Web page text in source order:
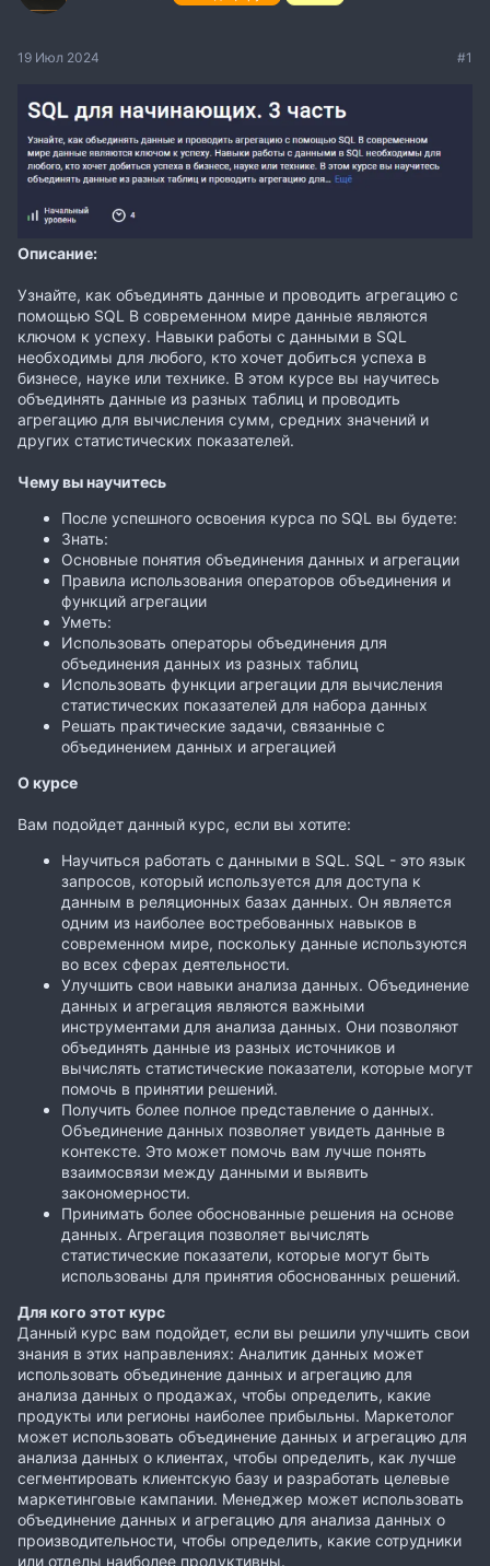
19 Июл 2024 #1
Описание:
Узнайте, как объединять данные и проводить агрегацию с
помощью SQL В современном мире данные являются
ключом к успеху. Навыки работы с данными в SQL
необходимы для любого, кто хочет добиться успеха в
бизнесе, науке или технике. В этом курсе вы научитесь
объединять данные из разных таблиц и проводить
агрегацию для вычисления сумм, средних значений и
других статистических показателей.
Чему вы научитесь
После успешного освоения курса по SQL вы будете:
Знать:
Основные понятия объединения данных и агрегации
Правила использования операторов объединения и
функций агрегации
Уметь:
Использовать операторы объединения для
объединения данных из разных таблиц
Использовать функции агрегации для вычисления
статистических показателей для набора данных
Решать практические задачи, связанные с
объединением данных и агрегацией
О курсе
Вам подойдет данный курс, если вы хотите:
Научиться работать с данными в SQL. SQL - это язык
запросов, который используется для доступа к
данным в реляционных базах данных. Он является
одним из наиболее востребованных навыков в
современном мире, поскольку данные используются
во всех сферах деятельности.
Улучшить свои навыки анализа данных. Объединение
данных и агрегация являются важными
инструментами для анализа данных. Они позволяют
объединять данные из разных источников и
вычислять статистические показатели, которые могут
помочь в принятии решений.
Получить более полное представление о данных.
Объединение данных позволяет увидеть данные в
контексте. Это может помочь вам лучше понять
взаимосвязи между данными и выявить
закономерности.
Принимать более обоснованные решения на основе
данных. Агрегация позволяет вычислять
статистические показатели, которые могут быть
использованы для принятия обоснованных решений.
Для кого этот курс
Данный курс вам подойдет, если вы решили улучшить свои
знания в этих направлениях: Аналитик данных может
использовать объединение данных и агрегацию для
анализа данных о продажах, чтобы определить, какие
продукты или регионы наиболее прибыльны. Маркетолог
может использовать объединение данных и агрегацию для
анализа данных о клиентах, чтобы определить, как лучше
сегментировать клиентскую базу и разработать целевые
маркетинговые кампании. Менеджер может использовать
объединение данных и агрегацию для анализа данных о
производительности, чтобы определить, какие сотрудники
или отделы наиболее продуктивны.